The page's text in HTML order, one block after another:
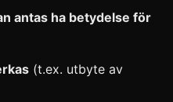
antas ha betydelse för
(t.ex. utbyte av